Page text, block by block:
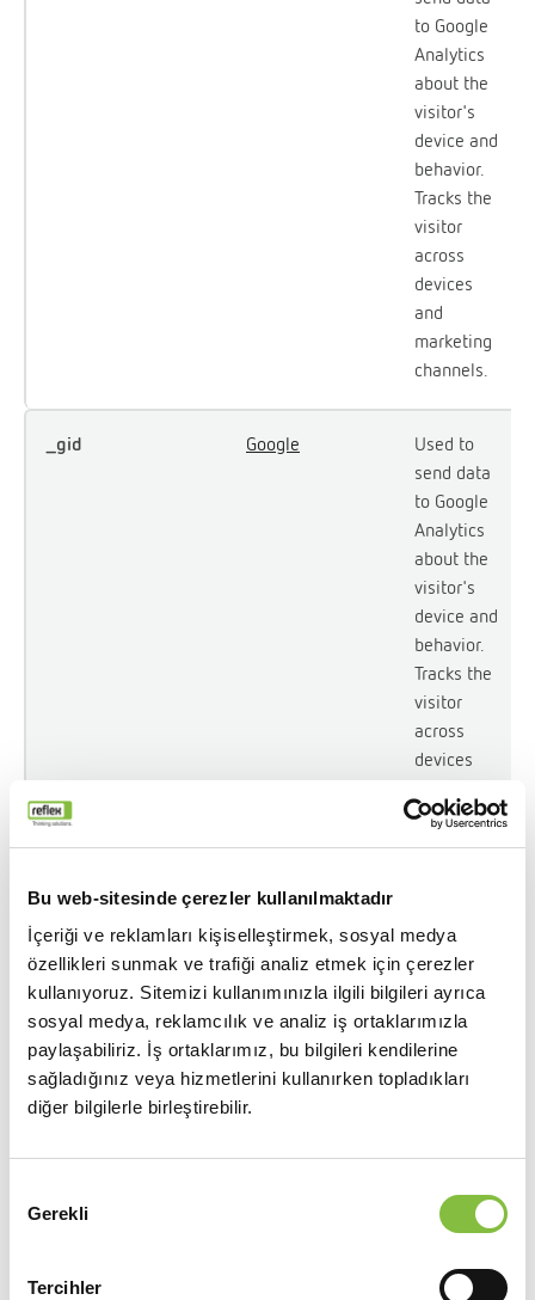
Bu web-sitesinde çerezler kullanılmaktadır
İçeriği ve reklamları kişiselleştirmek, sosyal medya
özellikleri sunmak ve trafiği analiz etmek için çerezler
kullanıyoruz. Sitemizi kullanımınızla ilgili bilgileri ayrıca
sosyal medya, reklamcılık ve analiz iş ortaklarımızla
paylaşabiliriz. İş ortaklarımız, bu bilgileri kendilerine
sağladığınız veya hizmetlerini kullanırken topladıkları
diğer bilgilerle birleştirebilir.
Seçimi
Gerekli
Tercihler
to Google
Analytics
about the
visitor's
device and
behavior.
Tracks the
visitor
across
devices
and
marketing
channels.
_gid Google
Used to
send data
to Google
Analytics
about the
visitor's
device and
behavior.
Tracks the
visitor
across
devices
and
marketing
channels.
data on the
user’s
navigation
and
behavior
on the
compile
statistical
reports and
heatmaps